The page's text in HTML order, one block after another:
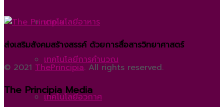
เทคโนโลยีอาหาร
เทคโนโลยีการคำนวณ
เทคโนโลยีอวกาศ
ส่งเสริมสังคมสร้างสรรค์ ด้วยการสื่อสารวิทยาศาสตร์
© 2021 ThePrincipia. All rights reserved.
The Principia Media